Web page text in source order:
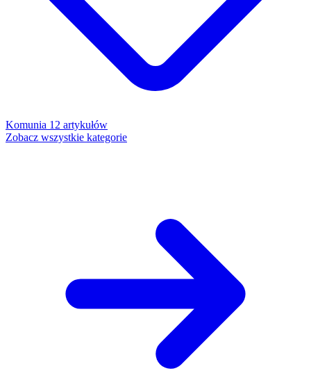
Komunia 12 artykułów
Zobacz wszystkie kategorie